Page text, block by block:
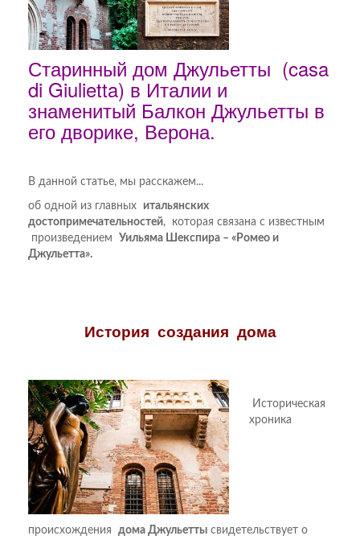
Старинный дом Джульетты (casa
di Giulietta) в Италии и
знаменитый Балкон Джульетты в
его дворике, Верона.
В данной статье, мы расскажем...
об одной из главных итальянских
достопримечательностей, которая связана с известным
произведением Уильяма Шекспира – «Ромео и
Джульетта».
История создания дома
Историческая
хроника
происхождения дома Джульетты свидетельствует о